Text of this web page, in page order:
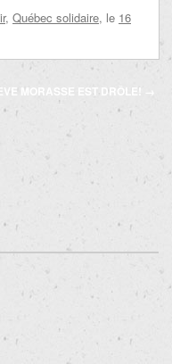
, Québec solidaire, le 16
MORASSE EST DRÔLE! →